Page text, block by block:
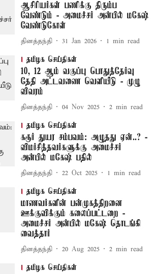
ஆசிரியர்கள் பணிக்கு திரும்ப
வேண்டும் - அமைச்சர் அன்பில் மகேஷ்
வேண்டுகோள்
தினத்தந்தி 31 Jan 2026 1 min read
தமிழக செய்திகள்
10, 12 ஆம் வகுப்பு பொதுத்தேர்வு
தேதி அட்டவணை வெளியீடு - முழு
விவரம்
தினத்தந்தி 04 Nov 2025 2 min read
தமிழக செய்திகள்
கரூர் துயர சம்பவம்: அழுதது ஏன்..? -
விமர்சித்தவர்களுக்கு அமைச்சர்
அன்பில் மகேஷ் பதில்
தினத்தந்தி 22 Oct 2025 1 min read
தமிழக செய்திகள்
மாணவர்களின் பன்முகத்திறனை
ஊக்குவிக்கும் கலைப்பட்டறை -
அமைச்சர் அன்பில் மகேஷ் தொடங்கி
வைத்தார்
தினத்தந்தி 20 Aug 2025 2 min read
தமிழக செய்திகள்